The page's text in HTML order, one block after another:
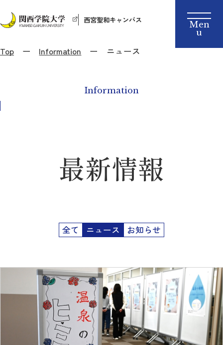
西宮聖和キャンパス
Top Information ニュース
Information
最新情報
全て ニュース お知らせ